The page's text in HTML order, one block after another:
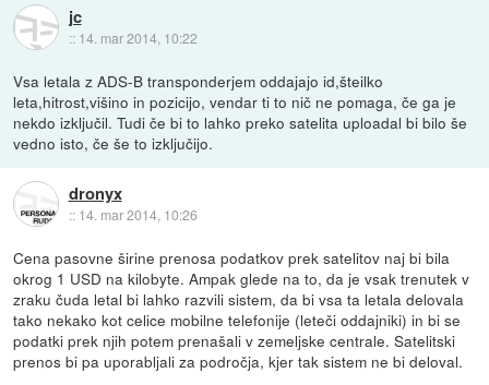
jc
:: 14. mar 2014, 10:22
Vsa letala z ADS-B transponderjem oddajajo id,šteilko
leta,hitrost,višino in pozicijo, vendar ti to nič ne pomaga, če ga je
nekdo izključil. Tudi če bi to lahko preko satelita uploadal bi bilo še
vedno isto, če še to izključijo.
dronyx
:: 14. mar 2014, 10:26
Cena pasovne širine prenosa podatkov prek satelitov naj bi bila
okrog 1 USD na kilobyte. Ampak glede na to, da je vsak trenutek v
zraku čuda letal bi lahko razvili sistem, da bi vsa ta letala delovala
tako nekako kot celice mobilne telefonije (leteči oddajniki) in bi se
podatki prek njih potem prenašali v zemeljske centrale. Satelitski
prenos bi pa uporabljali za področja, kjer tak sistem ne bi deloval.